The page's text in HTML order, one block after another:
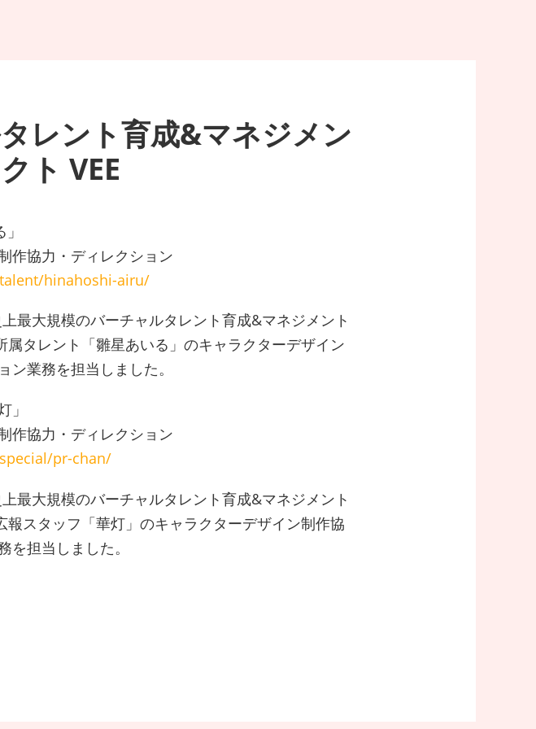
レント育成&マネジメン
ト VEE
作協力・ディレクション
hinahoshi-airu/
最大規模のバーチャルタレント育成&マネジメント
属タレント「雛星あいる」のキャラクターデザイン
ン業務を担当しました。
」
作協力・ディレクション
pr-chan/
最大規模のバーチャルタレント育成&マネジメント
報スタッフ「華灯」のキャラクターデザイン制作協
を担当しました。